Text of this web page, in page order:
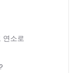
연소로